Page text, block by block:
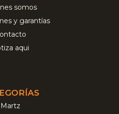
somos
y garantías
aqui
Martz